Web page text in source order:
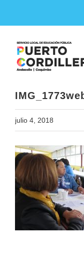
julio 4, 2018